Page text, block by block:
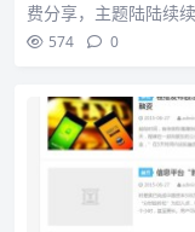
费分享，主题陆陆续
574 0